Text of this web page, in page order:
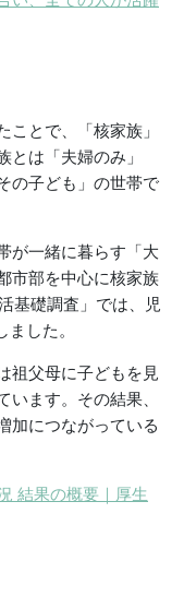
とで、「核家族」
とは「夫婦のみ」
の子ども」の世帯で
が一緒に暮らす「大
市部を中心に核家族
基礎調査」では、児
した。
祖父母に子どもを見
ます。その結果、
加につながっている
結果の概要｜厚生